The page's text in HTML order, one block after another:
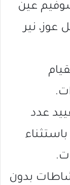
عين
نير
عدد
شخصا. باستثناء
بدون